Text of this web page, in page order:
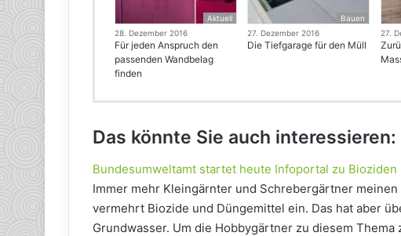
Aktuell
28. Dezember 2016
Für jeden Anspruch den
passenden Wandbelag
finden
Bauen
27. Dezember 2016
Die Tiefgarage für den Müll
27.
Das könnte Sie auch interessieren:
Bundesumweltamt startet heute Infoportal zu Bioziden
Immer mehr Kleingärnter und Schrebergärtner
vermehrt Biozide und Düngemittel ein. Das hat aber
Grundwasser. Um die Hobbygärtner zu diesem